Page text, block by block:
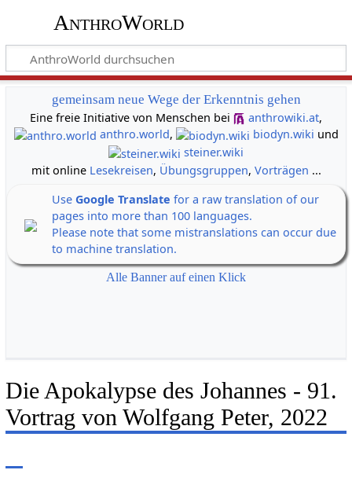
AnthroWorld
gemeinsam neue Wege der Erkenntnis gehen
Eine freie Initiative von Menschen bei
anthrowiki.at,
anthro.world, biodyn.wiki und
steiner.wiki
mit online Lesekreisen, Übungsgruppen, Vorträgen ...
Use Google Translate for a raw translation of our
pages into more than 100 languages.
Please note that some mistranslations can occur due
to machine translation.
Alle Banner auf einen Klick
Die Apokalypse des Johannes - 91.
Vortrag von Wolfgang Peter, 2022